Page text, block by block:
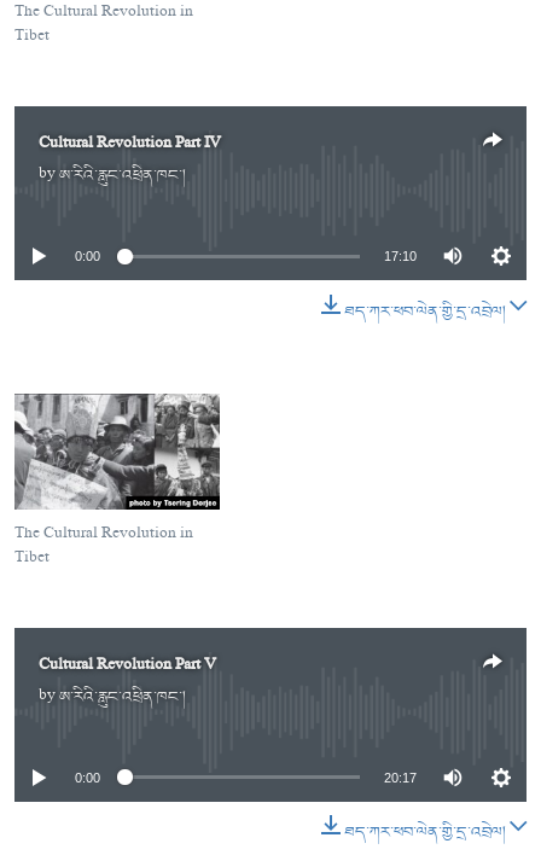
The Cultural Revolution in
Tibet
Cultural Revolution Part IV
byཨ་རིའི་རླུང་འཕྲིན་ཁང་།No media source currently available
0:00 17:10
ཐད་ཀར་ཕབ་ལེན་གྱི་དྲ་འབྲེལ།
The Cultural Revolution in
Tibet
Cultural Revolution Part V
byཨ་རིའི་རླུང་འཕྲིན་ཁང་།No media source currently available
0:00 20:17
ཐད་ཀར་ཕབ་ལེན་གྱི་དྲ་འབྲེལ།